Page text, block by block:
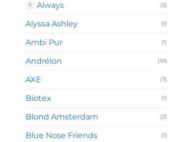
Always (5)
Alyssa Ashley (1)
Ambi Pur (1)
Andrélon (10)
AXE (7)
Biotex (1)
Blond Amsterdam (2)
Blue Nose Friends (1)